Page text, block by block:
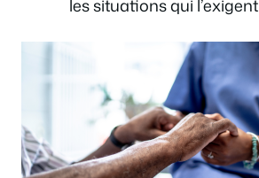
les situations qui l’exigent